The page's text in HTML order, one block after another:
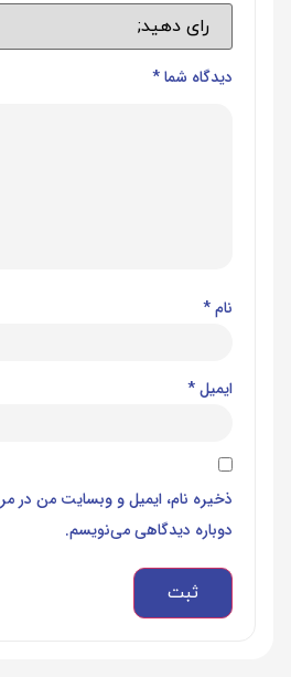
دیدگاه شما*
نام*
ایمیل*
ذخیره نام، ایمیل و وبسایت من در
دوباره دیدگاهی می‌نویسم.